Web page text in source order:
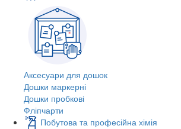
Аксесуари для дошок
Дошки маркерні
Дошки пробкові
Фліпчарти
Побутова та професійна хімія